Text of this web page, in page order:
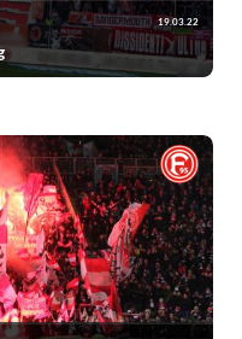
19.03.22